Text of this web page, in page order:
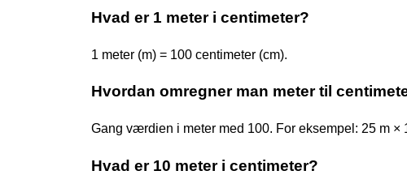
Hvad er 1 meter i centimeter?
1 meter (m) = 100 centimeter (cm).
Hvordan omregner man meter til
Gang værdien i meter med 100. For eksempel: 25 m ×
Hvad er 10 meter i centimeter?